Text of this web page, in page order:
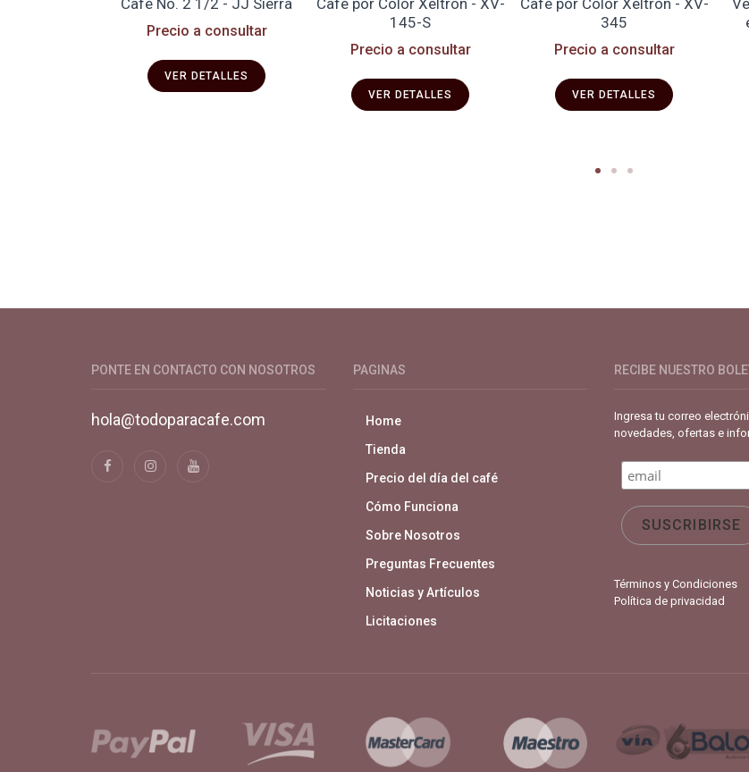
Café No. 2 1/2 - JJ Sierra
Precio a consultar
VER DETALLES
Café por Color Xeltron - XV-
145-S
Precio a consultar
VER DETALLES
Café por Color Xeltron - XV-
345
Precio a consultar
VER DETALLES
PONTE EN CONTACTO CON NOSOTROS
hola@todoparacafe.com
PAGINAS
Home
Tienda
Precio del día del café
Cómo Funciona
Sobre Nosotros
Preguntas Frecuentes
Noticias y Artículos
Licitaciones
RECIBE NUESTRO
Ingresa tu correo
novedades, ofertas e
Términos y Condiciones
Política de privacidad